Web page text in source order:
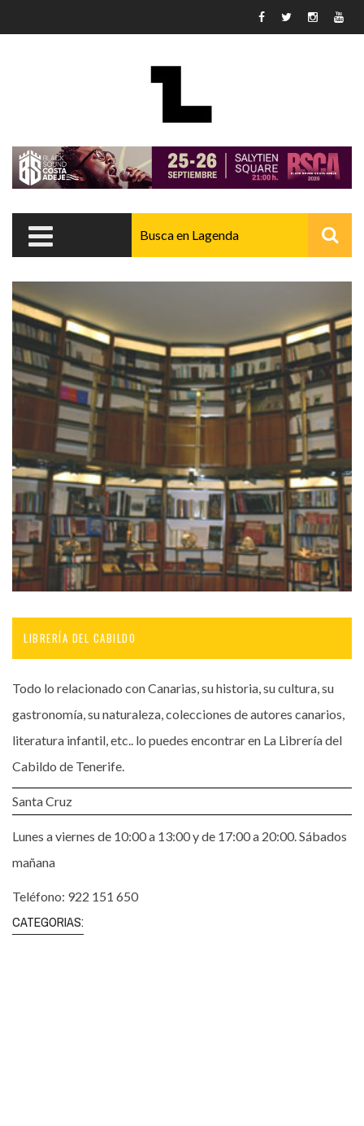
LIBRERÍA DEL CABILDO
Todo lo relacionado con Canarias, su historia, su cultura, su
gastronomía, su naturaleza, colecciones de autores canarios,
literatura infantil, etc.. lo puedes encontrar en La Librería del
Cabildo de Tenerife.
Santa Cruz
Lunes a viernes de 10:00 a 13:00 y de 17:00 a 20:00. Sábados
mañana
Teléfono: 922 151 650
CATEGORIAS: